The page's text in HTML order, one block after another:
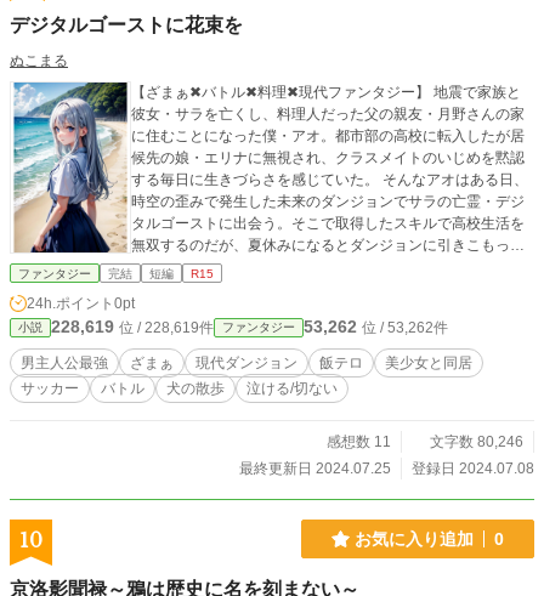
デジタルゴーストに花束を
ぬこまる
【ざまぁ✖︎バトル✖︎料理✖︎現代ファンタジー】 地震で家族と
彼女・サラを亡くし、料理人だった父の親友・月野さんの家
に住むことになった僕・アオ。都市部の高校に転入したが居
候先の娘・エリナに無視され、クラスメイトのいじめを黙認
する毎日に生きづらさを感じていた。 そんなアオはある日、
時空の歪みで発生した未来のダンジョンでサラの亡霊・デジ
タルゴーストに出会う。そこで取得したスキルで高校生活を
無双するのだが、夏休みになるとダンジョンに引きこもって
しまう。
ファンタジー 完結 短編 R15
24h.ポイント 0pt
小説 228,619 位 / 228,619件 ファンタジー 53,262 位 / 53,262件
男主人公最強 ざまぁ 現代ダンジョン 飯テロ
美少女と同居
サッカー
バトル 犬の散歩 泣ける/切ない
感想数 11
文字数 80,246
最終更新日 2024.07.25
登録日 2024.07.08
10 お気に入り追加 0
京洛影聞禄～鴉は歴史に名を刻まない～